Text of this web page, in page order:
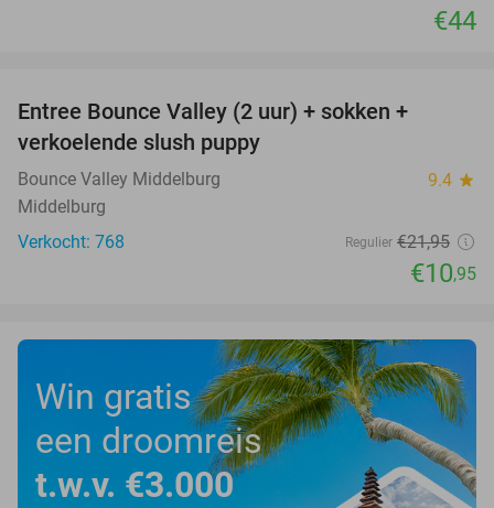
€44
Entree Bounce Valley (2 uur) + sokken +
verkoelende slush puppy
Bounce Valley Middelburg 9.4 star
Middelburg
Verkocht: 768
Regulier €21,95
€10,95
Win gratis
een droomreis
t.w.v. €3.000